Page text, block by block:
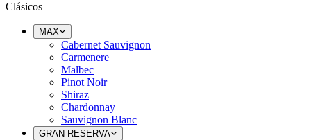
Clásicos
MAX
Cabernet Sauvignon
Carmenere
Malbec
Pinot Noir
Shiraz
Chardonnay
Sauvignon Blanc
GRAN RESERVA